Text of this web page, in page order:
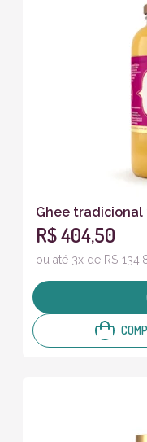
Ghee tradicional
R$ 404,50
ou até 3x de R$